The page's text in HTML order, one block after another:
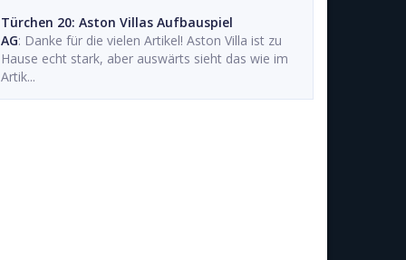
Türchen 20: Aston Villas Aufbauspiel
AG: Danke für die vielen Artikel! Aston Villa ist zu
Hause echt stark, aber auswärts sieht das wie im
Artik...